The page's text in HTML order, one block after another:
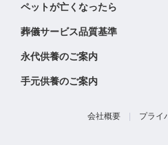
ペットが亡くなったら
葬儀サービス品質基準
永代供養のご案内
手元供養のご案内
会社概要| プライ